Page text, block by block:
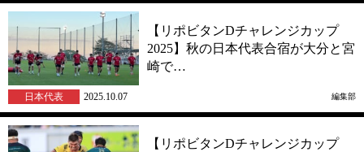
【リポビタンDチャレンジカップ
2025】秋の日本代表合宿が大分と宮
崎で…
日本代表 2025.10.07 編集部
【リポビタンDチャレンジカップ